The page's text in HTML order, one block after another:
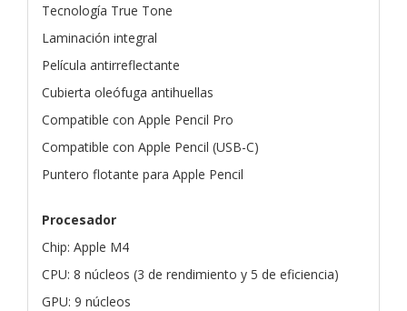
Tecnología True Tone
Laminación integral
Película antirreflectante
Cubierta oleófuga antihuellas
Compatible con Apple Pencil Pro
Compatible con Apple Pencil (USB-C)
Puntero flotante para Apple Pencil
Procesador
Chip: Apple M4
CPU: 8 núcleos (3 de rendimiento y 5 de eficiencia)
GPU: 9 núcleos